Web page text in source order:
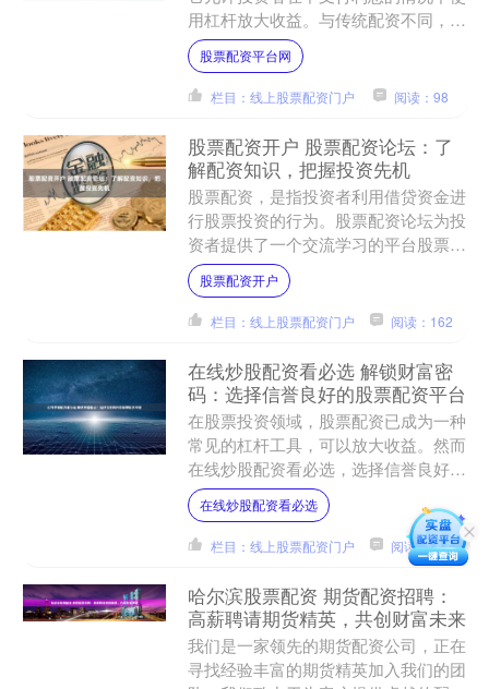
用杠杆放大收益。与传统配资不同，免
息配资无需支付利息，投资者可以将全
部收益收入囊中。 * *....
股票配资平台网
栏目：线上股票配资门户 阅读：98
股票配资开户 股票配资论坛：了
解配资知识，把握投资先机
股票配资，是指投资者利用借贷资金进
行股票投资的行为。股票配资论坛为投
资者提供了一个交流学习的平台股票配
资开户，帮助他们深入了解配资知识，
把握投资先机。 配资短线....
股票配资开户
栏目：线上股票配资门户 阅读：162
在线炒股配资看必选 解锁财富密
码：选择信誉良好的股票配资平台
在股票投资领域，股票配资已成为一种
常见的杠杆工具，可以放大收益。然而
在线炒股配资看必选，选择信誉良好的
股票配资平台至关重要，因为它直接关
系到投资者的资金安全和收....
在线炒股配资看必选
栏目：线上股票配资门户 阅读：166
哈尔滨股票配资 期货配资招聘：
高薪聘请期货精英，共创财富未来
我们是一家领先的期货配资公司，正在
寻找经验丰富的期货精英加入我们的团